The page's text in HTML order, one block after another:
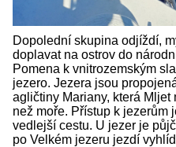
Dopolední skupina odjíždí,
doplavat na ostrov do
Pomena k vnitrozemským
jezero. Jezera jsou
agličtiny Mariany, která
než moře. Přístup k jezerům
vedlejší cestu. U jezer je
po Velkém jezeru jezdí